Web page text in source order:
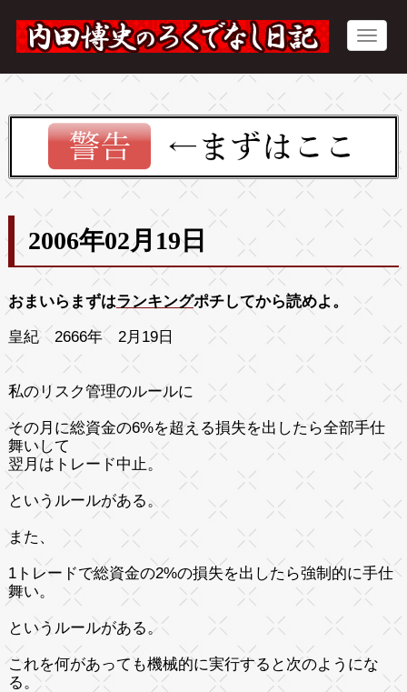
2006年02月19日
おまいらまずはランキングポチしてから読めよ。
皇紀 2666年 2月19日
私のリスク管理のルールに
その月に総資金の6%を超える損失を出したら全部手仕
舞いして
翌月はトレード中止。
というルールがある。
また、
1トレードで総資金の2%の損失を出したら強制的に手仕
舞い。
というルールがある。
これを何があっても機械的に実行すると次のようにな
る。